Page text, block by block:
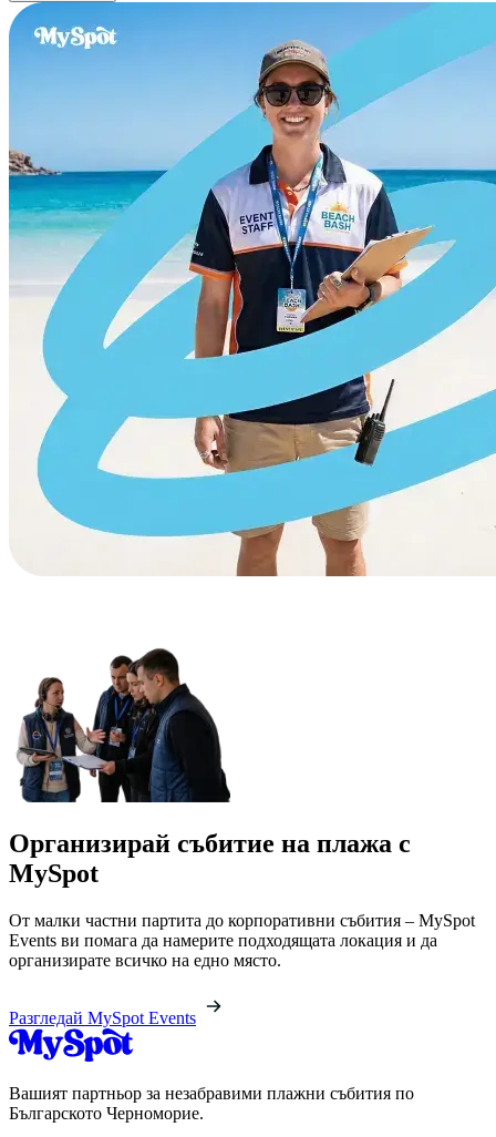
Организирай събитие на плажа с
MySpot
От малки частни партита до корпоративни събития – MySpot
Events ви помага да намерите подходящата локация и да
организирате всичко на едно място.
Разгледай MySpot Events
Вашият партньор за незабравими плажни събития по
Българското Черноморие.